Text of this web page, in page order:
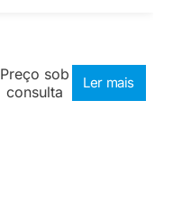
Preço sob
consulta
Ler mais